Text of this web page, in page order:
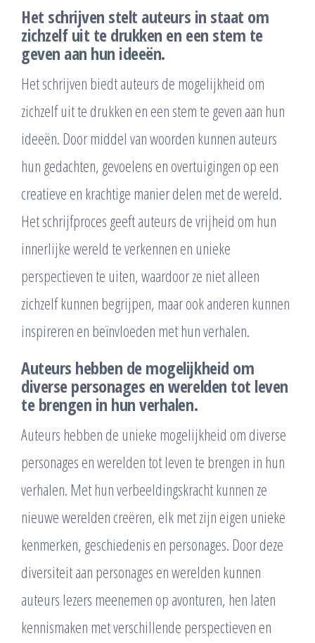
Het schrijven stelt auteurs in staat om
zichzelf uit te drukken en een stem te
geven aan hun ideeën.
Het schrijven biedt auteurs de mogelijkheid om
zichzelf uit te drukken en een stem te geven aan hun
ideeën. Door middel van woorden kunnen auteurs
hun gedachten, gevoelens en overtuigingen op een
creatieve en krachtige manier delen met de wereld.
Het schrijfproces geeft auteurs de vrijheid om hun
innerlijke wereld te verkennen en unieke
perspectieven te uiten, waardoor ze niet alleen
zichzelf kunnen begrijpen, maar ook anderen kunnen
inspireren en beïnvloeden met hun verhalen.
Auteurs hebben de mogelijkheid om
diverse personages en werelden tot leven
te brengen in hun verhalen.
Auteurs hebben de unieke mogelijkheid om diverse
personages en werelden tot leven te brengen in hun
verhalen. Met hun verbeeldingskracht kunnen ze
nieuwe werelden creëren, elk met zijn eigen unieke
kenmerken, geschiedenis en personages. Door deze
diversiteit aan personages en werelden kunnen
auteurs lezers meenemen op avonturen, hen laten
kennismaken met verschillende perspectieven en